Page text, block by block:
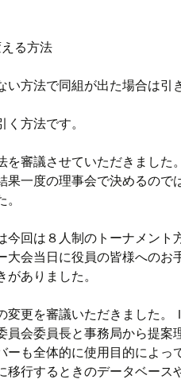
る方法
方法で同組が出た場合は引
方法です。
を審議させていただきました
果一度の理事会で決めるので
今回は８人制のトーナメント
会当日に役員の皆様へのお
ありました。
変更を審議いただきました。
員会委員長と事務局から提案
ーも全体的に使用目的によっ
移行するときのデータベース